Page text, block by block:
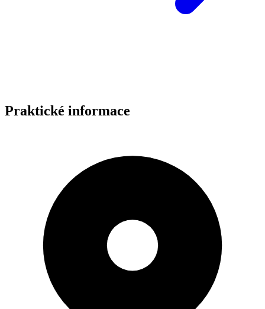
Praktické informace